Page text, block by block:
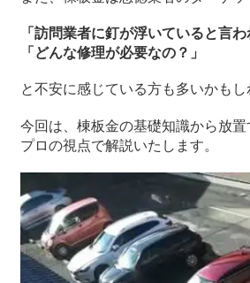
「訪問業者に釘が浮いていると言
「どんな修理が必要なの？」
と不安に感じている方も多いかもし
今回は、棟板金の基礎知識から放
プロの視点で解説いたします。